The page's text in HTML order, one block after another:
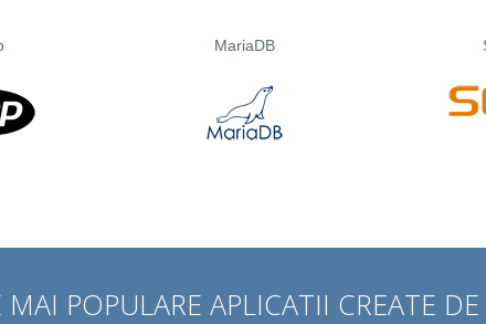
MariaDB
MAI POPULARE APLICATII CREATE